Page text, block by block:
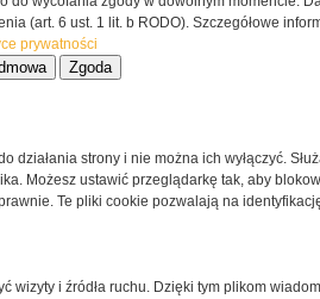
jest równoznaczne
ustanowionych
komandytowa, nr KRS:
REGON 146393437
w postaci Regulaminu.
(art. 6 ust. 1 lit. b RODO). Szczegółowe
prywatności
Zgoda
działania strony i nie można ich wyłączyć.
Możesz ustawić przeglądarkę tak, aby
Te pliki cookie pozwalają na
wizyty i źródła ruchu. Dzięki tym plikom